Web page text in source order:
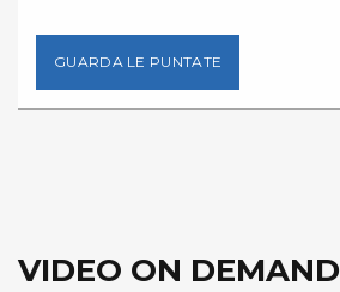
GUARDA LE PUNTATE
VIDEO ON DEMAND